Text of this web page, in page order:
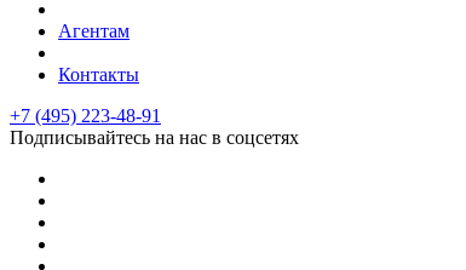
Агентам
Контакты
+7 (495) 223-48-91
Подписывайтесь на нас в соцсетях